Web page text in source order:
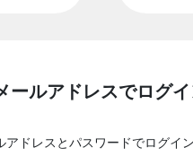
ールアドレスでログ
アドレスとパスワードでログイ